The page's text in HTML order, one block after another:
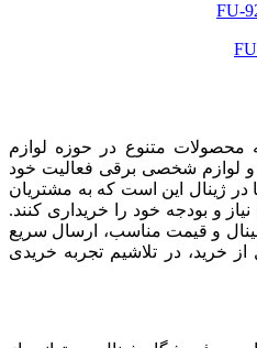
محصولات متنوع در حوزه لوازم
و لوازم شخصی برقی فعالیت خود
در ژینال این است که به مشتریان
و بودجه خود را خریداری کنند.
و قیمت مناسب، ارسال سریع
از خرید، در تلاشیم تجربه خریدی